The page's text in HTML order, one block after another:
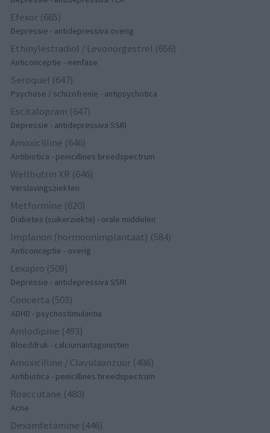
Efexor (665)
Depressie - antidepressiva overig
Ethinylestradiol / Levonorgestrel (656)
Anticonceptie - eenfase
Seroquel (647)
Psychose / schizofrenie - antipsychotica
Escitalopram (647)
Depressie - antidepressiva SSRI
Amoxicilline (646)
Antibiotica - penicillines breedspectrum
Wellbutrin XR (646)
Verslavingsziekten
Metformine (620)
Diabetes (suikerziekte) - orale middelen
Implanon (hormoonimplantaat) (584)
Anticonceptie - overig
Lexapro (509)
Depressie - antidepressiva SSRI
Concerta (503)
ADHD - psychostimulantia
Amlodipine (493)
Bloeddruk - calciumantagonisten
Amoxicilline / Clavulaanzuur (486)
Antibiotica - penicillines breedspectrum
Roaccutane (480)
Acne
Dexamfetamine (446)